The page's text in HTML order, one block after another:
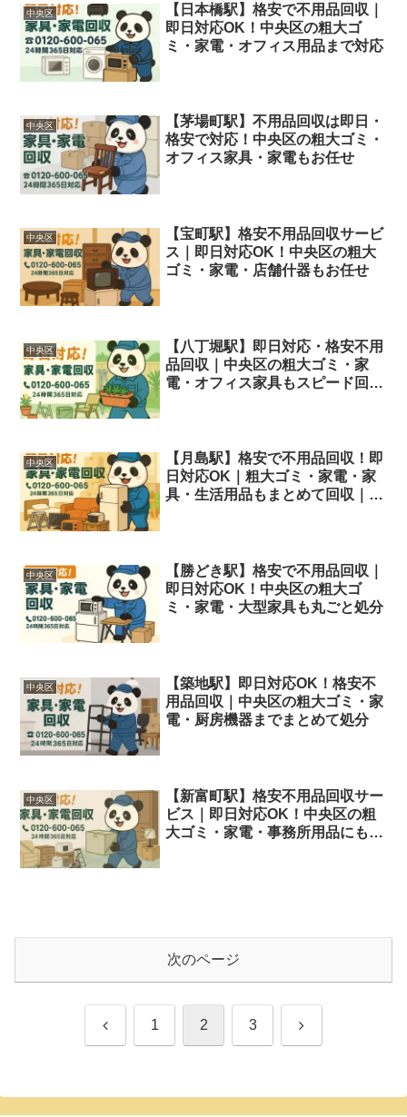
中央区
【日本橋駅】格安で不用品回収｜
即日対応OK！中央区の粗大ゴ
ミ・家電・オフィス用品まで対応
中央区
【茅場町駅】不用品回収は即日・
格安で対応！中央区の粗大ゴミ・
オフィス家具・家電もお任せ
中央区
【宝町駅】格安不用品回収サービ
ス｜即日対応OK！中央区の粗大
ゴミ・家電・店舗什器もお任せ
中央区
【八丁堀駅】即日対応・格安不用
品回収｜中央区の粗大ゴミ・家
電・オフィス家具もスピード回
中央区
【月島駅】格安で不用品回収！即
日対応OK｜粗大ゴミ・家電・家
具・生活用品もまとめて回収｜中
中央区
【勝どき駅】格安で不用品回収｜
即日対応OK！中央区の粗大ゴ
ミ・家電・大型家具も丸ごと処分
中央区
【築地駅】即日対応OK！格安不
用品回収｜中央区の粗大ゴミ・家
電・厨房機器までまとめて処分
中央区
【新富町駅】格安不用品回収サー
ビス｜即日対応OK！中央区の粗
大ゴミ・家電・事務所用品にも対
次のページ
前 1 2 3 次